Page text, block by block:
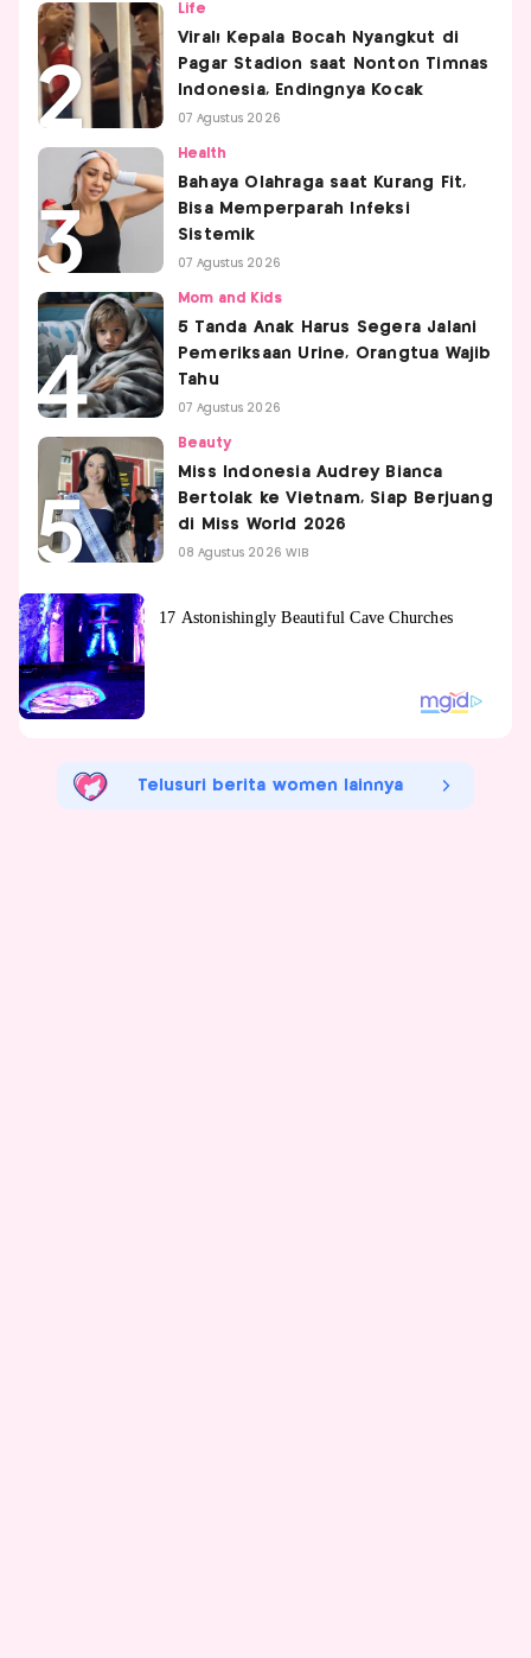
Life
Viral! Kepala Bocah Nyangkut di
Pagar Stadion saat Nonton Timnas
Indonesia, Endingnya Kocak
07 Agustus 2026
Health
Bahaya Olahraga saat Kurang Fit,
Bisa Memperparah Infeksi
Sistemik
07 Agustus 2026
Mom and Kids
5 Tanda Anak Harus Segera Jalani
Pemeriksaan Urine, Orangtua Wajib
Tahu
07 Agustus 2026
Beauty
Miss Indonesia Audrey Bianca
Bertolak ke Vietnam, Siap Berjuang
di Miss World 2026
08 Agustus 2026 WIB
Telusuri berita women lainnya